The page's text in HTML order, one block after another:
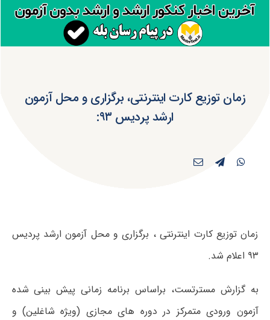
زمان توزیع کارت اینترنتی، برگزاری و محل آزمون
ارشد پردیس ۹۳:
زمان توزیع کارت اینترنتی ، برگزاری و محل آزمون ارشد پردیس
۹۳ اعلام شد.
به گزارش مسترتست، براساس برنامه زمانی پیش بینی شده
آزمون ورودی متمرکز در دوره های مجازی (ویژه شاغلین) و